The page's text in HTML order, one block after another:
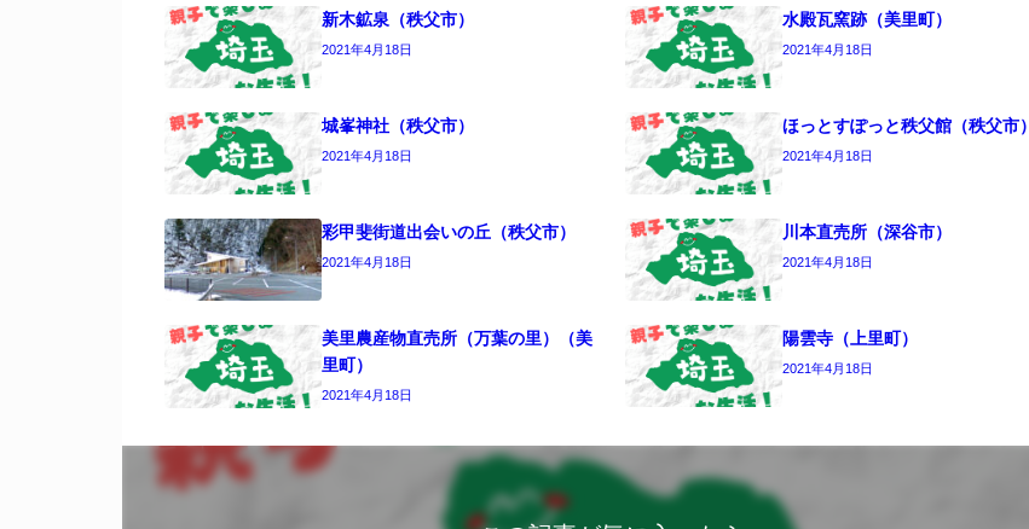
新木鉱泉（秩父市）
2021年4月18日
水殿瓦窯跡（美里町）
2021年4月18日
城峯神社（秩父市）
2021年4月18日
ほっとすぽっと秩父館（秩父市）
2021年4月18日
彩甲斐街道出会いの丘（秩父市）
2021年4月18日
川本直売所（深谷市）
2021年4月18日
美里農産物直売所（万葉の里）（美
里町）
2021年4月18日
陽雲寺（上里町）
2021年4月18日